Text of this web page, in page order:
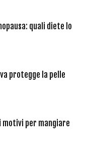
quali diete lo
protegge la pelle
per mangiare